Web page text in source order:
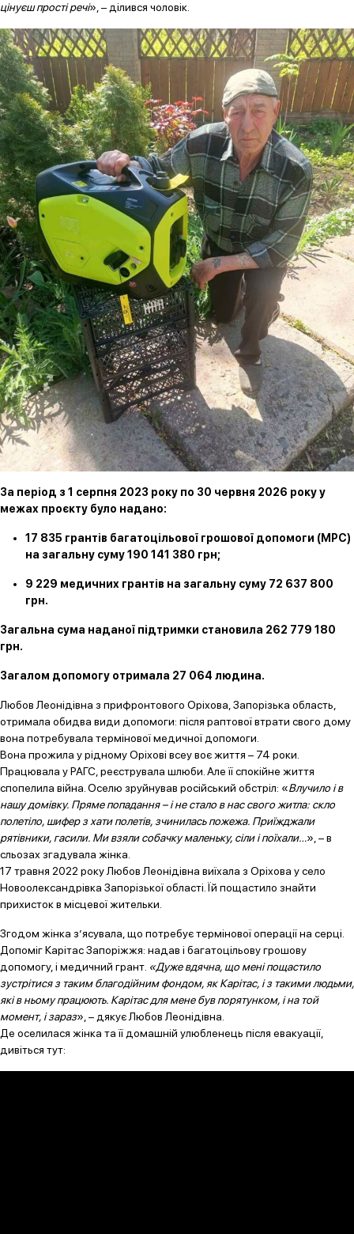
цінуєш прості речі», – ділився чоловік.
За період з 1 серпня 2023 року по 30 червня 2026 року у
межах проєкту було надано:
17 835 грантів багатоцільової грошової допомоги (MPC)
на загальну суму 190 141 380 грн;
9 229 медичних грантів на загальну суму 72 637 800
грн.
Загальна сума наданої підтримки становила 262 779 180
грн.
Загалом допомогу отримала 27 064 людина.
Любов Леонідівна з прифронтового Оріхова, Запорізька область,
отримала обидва види допомоги: після раптової втрати свого дому
вона потребувала термінової медичної допомоги.
Вона прожила у рідному Оріхові всеу воє життя – 74 роки.
Працювала у РАГС, реєструвала шлюби. Але її спокійне життя
спопелила війна. Оселю зруйнував російський обстріл: «Влучило і в
нашу домівку. Пряме попадання – і не стало в нас свого житла: скло
полетіло, шифер з хати полетів, зчинилась пожежа. Приїжджали
рятівники, гасили. Ми взяли собачку маленьку, сіли і поїхали…», – в
сльозах згадувала жінка.
17 травня 2022 року Любов Леонідівна виїхала з Оріхова у село
Новоолександрівка Запорізької області. Їй пощастило знайти
прихисток в місцевої жительки.
Згодом жінка з’ясувала, що потребує термінової операції на серці.
Допоміг Карітас Запоріжжя: надав і багатоцільову грошову
допомогу, і медичний грант. «Дуже вдячна, що мені пощастило
зустрітися з таким благодійним фондом, як Карітас, і з такими людьми,
які в ньому працюють. Карітас для мене був порятунком, і на той
момент, і зараз», – дякує Любов Леонідівна.
Де оселилася жінка та її домашній улюбленець після евакуації,
дивіться тут: